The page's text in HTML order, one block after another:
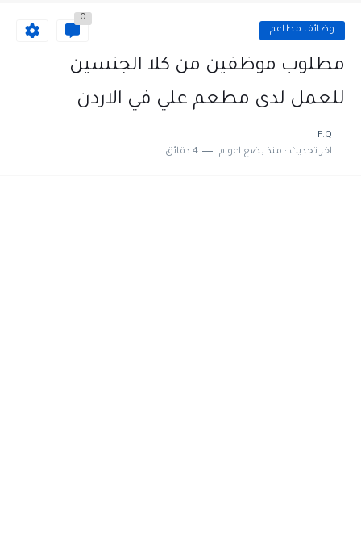
تعلن مؤسسة التعليم لأجل التوظيف الأردنية وبالشراكة مع أكاديمية جولانسرالمجاني
مسؤول مبيعات وتسويق المستلزمات الطبية
وظائف مطاعم
0
مطلوب موظفين من كلا الجنسين
للعمل لدى مطعم علي في الاردن
F.Q
اخر تحديث : منذ بضع اعوام 4 دقائق للقراءة